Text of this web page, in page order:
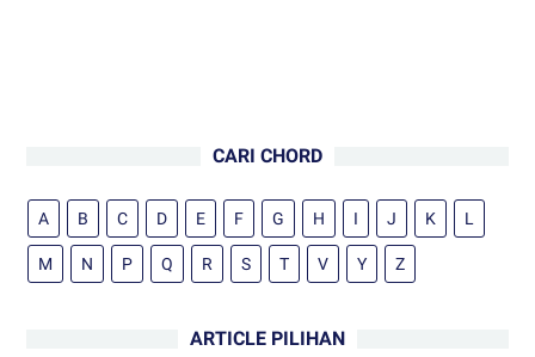
CARI CHORD
A B C D E F G H I J K L
M N P Q R S T V Y Z
ARTICLE PILIHAN